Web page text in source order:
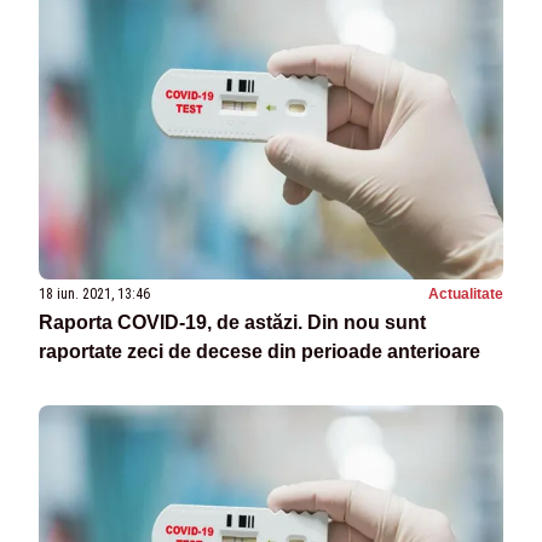
18 iun. 2021, 13:46 Actualitate
Raporta COVID-19, de astăzi. Din nou sunt
raportate zeci de decese din perioade anterioare